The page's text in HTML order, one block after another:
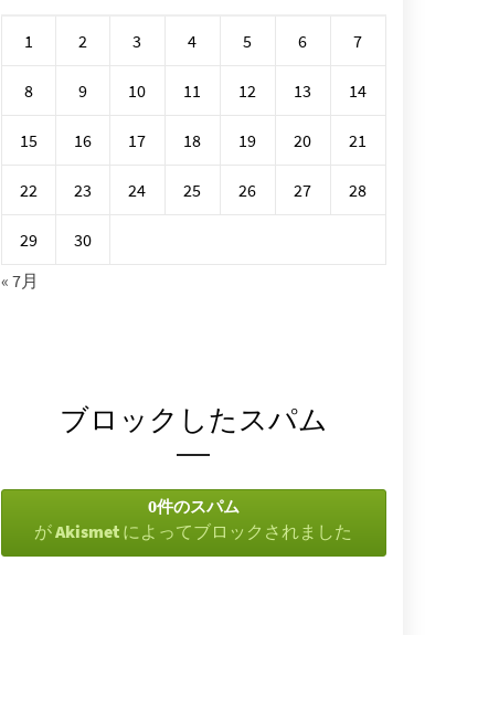
1 2 3 4 5 6 7
8 9 10 11 12 13 14
15 16 17 18 19 20 21
22 23 24 25 26 27 28
29
30
« 7月
ブロックしたスパム
0件のスパム
がAkismet によってブロックされました